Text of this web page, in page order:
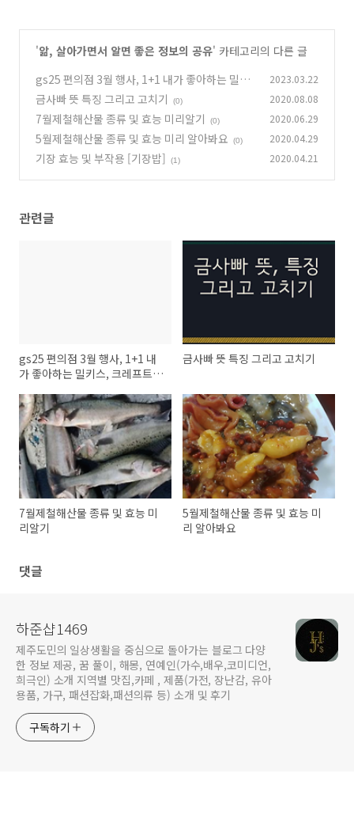
'앎, 살아가면서 알면 좋은 정보의 공유' 카테고리의 다른 글
gs25 편의점 3월 행사, 1+1 내가 좋아하는 밀키
스, 크레프트커피, 오뚜기 3분카레
2023.03.22
금사빠 뜻 특징 그리고 고치기 (0) 2020.08.08
7월제철해산물 종류 및 효능 미리알기 (0) 2020.06.29
5월제철해산물 종류 및 효능 미리 알아봐요 (0) 2020.04.29
기장 효능 및 부작용 [기장밥] (1) 2020.04.21
관련글
gs25 편의점 3월 행사, 1+1 내
가 좋아하는 밀키스, 크레프트커
금사빠 뜻 특징 그리고 고치기
7월제철해산물 종류 및 효능 미
리알기
5월제철해산물 종류 및 효능 미
리 알아봐요
댓글
하준샵1469
제주도민의 일상생활을 중심으로 돌아가는 블로그 다양
한 정보 제공, 꿈 풀이, 해몽, 연예인(가수,배우,코미디언,
희극인) 소개 지역별 맛집,카페 , 제품(가전, 장난감, 유아
용품, 가구, 패션잡화,패션의류 등) 소개 및 후기
구독하기